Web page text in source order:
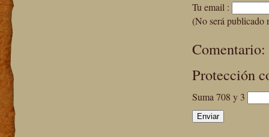
Tu email :
(No será publicado
Comentario:
Protección
Suma 708 y 3